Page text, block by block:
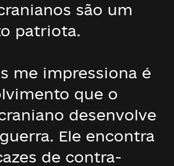
são um
patriota.
me impressiona é
que o
desenvolve
Ele encontra
de contra-